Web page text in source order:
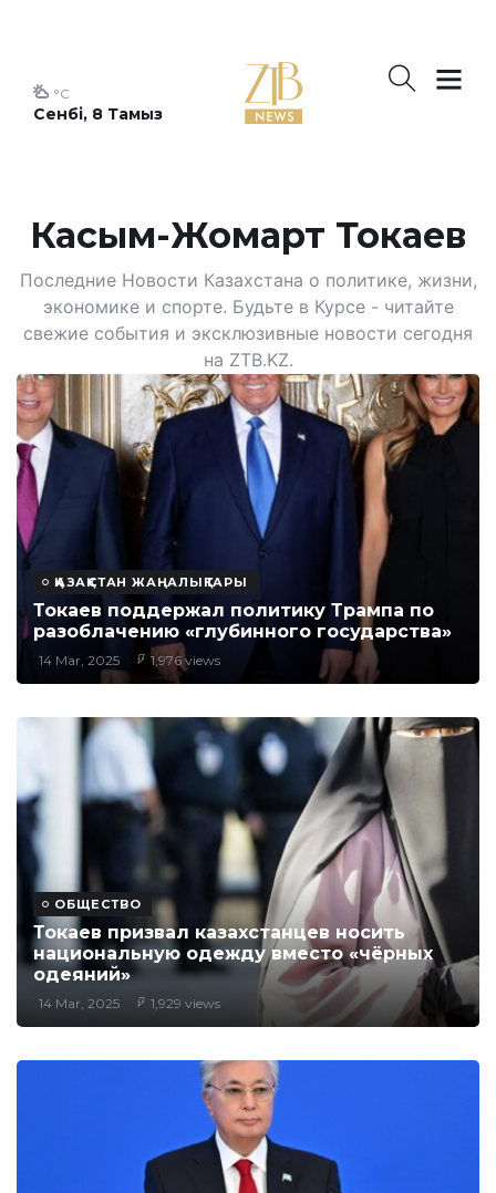
Сенбі, 8 Тамыз
°C
Касым-Жомарт Токаев
Последние Новости Казахстана о политике, жизни,
экономике и спорте. Будьте в Курсе - читайте
свежие события и эксклюзивные новости сегодня
на ZTB.KZ.
ҚАЗАҚСТАН ЖАҢАЛЫҚТАРЫ
Токаев поддержал политику Трампа по
разоблачению «глубинного государства»
14 Mar, 2025 1,976 views
ОБЩЕСТВО
Токаев призвал казахстанцев носить
национальную одежду вместо «чёрных
одеяний»
14 Mar, 2025 1,929 views